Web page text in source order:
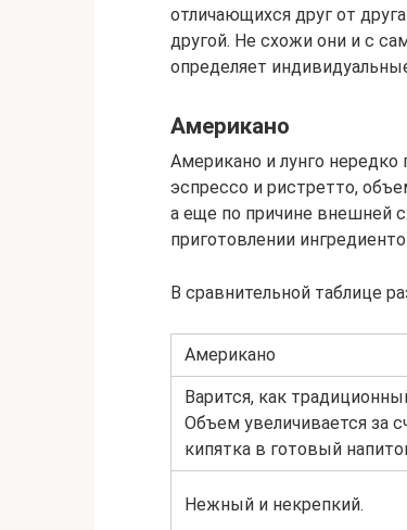
отличающихся друг от
другой. Не схожи они и с
определяет
Американо
Американо и лунго
эспрессо и ристретто,
а еще по причине внешней
приготовлении
В сравнительной таблице
Американо
Варится, как
Объем увеличивается за
кипятка в готовый
Нежный и некрепкий.